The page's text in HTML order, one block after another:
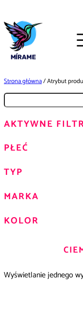
do
treści
Strona główna/ Atrybut
S
u
a
AKTYWNE
PŁEĆ
TYP
MARKA
KOLOR
Wyświetlanie jednego